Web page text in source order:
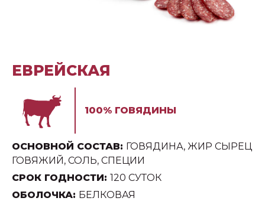
ЕВРЕЙСКАЯ
100% ГОВЯДИНЫ
ОСНОВНОЙ СОСТАВ: ГОВЯДИНА, ЖИР СЫРЕЦ
ГОВЯЖИЙ, СОЛЬ, СПЕЦИИ
СРОК ГОДНОСТИ: 120 СУТОК
ОБОЛОЧКА: БЕЛКОВАЯ